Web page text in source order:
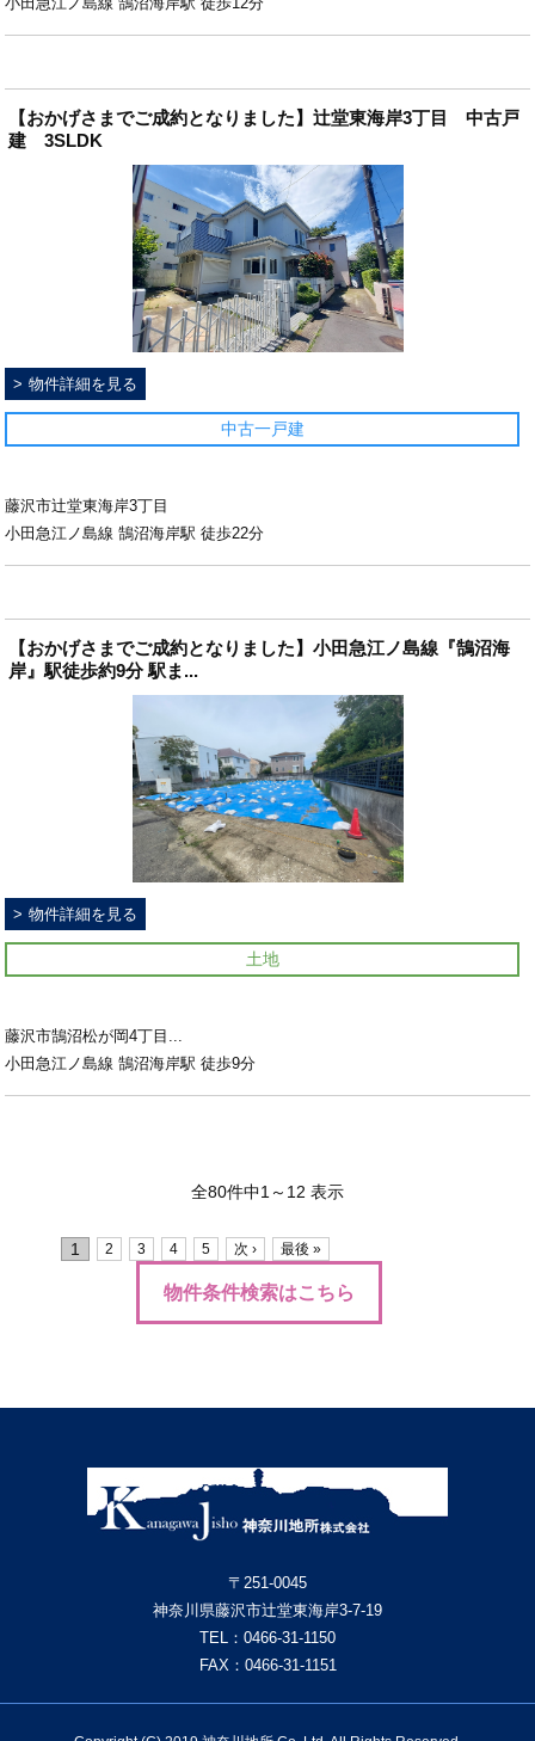
【おかげさまでご成約となりました】辻堂東海岸3丁目 中古戸
建 3SLDK
物件詳細を見る
中古一戸建
藤沢市辻堂東海岸3丁目
小田急江ノ島線 鵠沼海岸駅 徒歩22分
【おかげさまでご成約となりました】小田急江ノ島線『鵠沼海
岸』駅徒歩約9分 駅ま...
物件詳細を見る
土地
藤沢市鵠沼松が岡4丁目...
小田急江ノ島線 鵠沼海岸駅 徒歩9分
全80件中1～12 表示
1 2 3 4 5 次 › 最後 »
物件条件検索はこちら
〒251-0045
神奈川県藤沢市辻堂東海岸3-7-19
TEL： 0466-31-1150
FAX：0466-31-1151